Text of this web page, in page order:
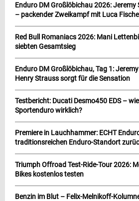
Enduro DM Großlöbichau 2026: Jeremy
– packender Zweikampf mit Luca
Red Bull Romaniacs 2026: Mani
siebten Gesamtsieg
Enduro DM Großlöbichau, Tag 1:
Henry Strauss sorgt für die Sensation
Testbericht: Ducati Desmo450 EDS –
Sportenduro wirklich?
Premiere in Lauchhammer: ECHT
traditionsreichen Enduro-Standort
Triumph Offroad Test-Ride-Tour 2026:
Bikes kostenlos testen
Benzin im Blut – Felix-Melnikoff-